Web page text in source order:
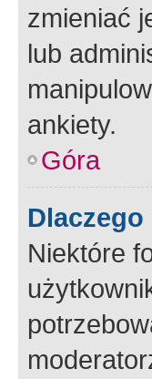
zmieniać
lub
ankiety.
Góra
Niektóre